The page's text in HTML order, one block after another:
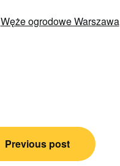
Węże ogrodowe Warszawa
Previous post